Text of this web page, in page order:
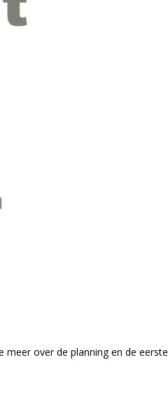
over de planning en de eerste